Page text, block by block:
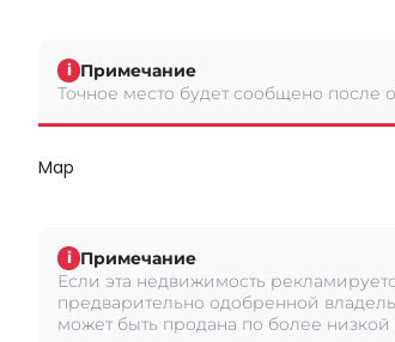
i Примечание
Точное место будет сообщено после
Map
i Примечание
Если эта недвижимость
предварительно одобренной
может быть продана по более